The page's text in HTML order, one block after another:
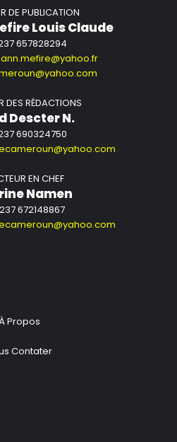
DE PUBLICATION
Louis Claude
657828294
DES RÉDACTIONS
Descter N.
690324750
EN CHEF
Namen
672148867
Propos
Contater